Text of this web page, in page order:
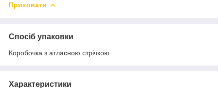
Приховати
Спосіб упаковки
Коробочка з атласною стрічкою
Характеристики